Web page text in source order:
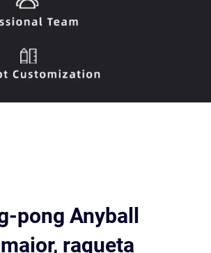
pong Anyball
raqueta